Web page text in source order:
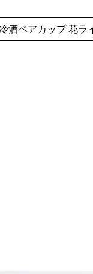
酒ペアカップ 花ラ